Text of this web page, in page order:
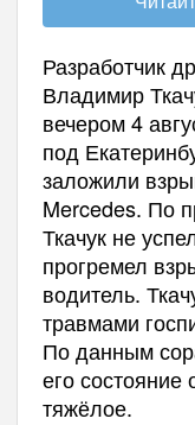
Разработчик
Владимир
вечером 4
под
заложили
Mercedes. По
Ткачук не
прогремел
водитель.
травмами
По данным
его состояние
тяжёлое.